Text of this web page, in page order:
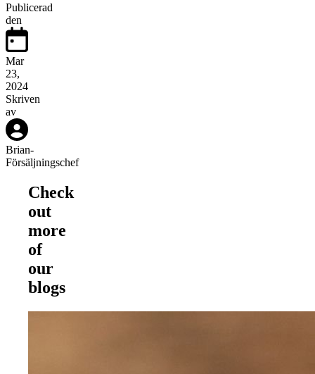
Publicerad
den
Mar
23,
2024
Skriven
av
Brian-
Försäljningschef
Check
out
more
of
our
blogs